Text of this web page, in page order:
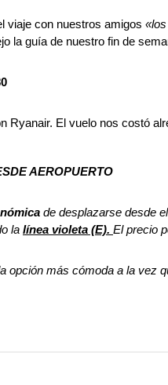
viaje con nuestros amigos
la guía de nuestro fin de
Ryanair. El vuelo nos costó
AEROPUERTO
de desplazarse desde
la línea violeta (E). El precio
opción más cómoda a la vez